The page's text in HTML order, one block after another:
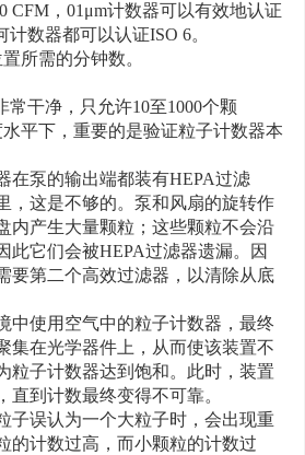
CFM，01μm计数器可以有效地认证
数器都可以认证ISO 6。
需的分钟数。
干净，只允许10至1000个颗
平下，重要的是验证粒子计数器本
泵的输出端都装有HEPA过滤
，这是不够的。泵和风扇的旋转作
内产生大量颗粒；这些颗粒不会沿
此它们会被HEPA过滤器遗漏。因
要第二个高效过滤器，以清除从底
使用空气中的粒子计数器，最终
集在光学器件上，从而使该装置不
粒子计数器达到饱和。此时，装置
直到计数最终变得不可靠。
误认为一个大粒子时，会出现重
的计数过高，而小颗粒的计数过